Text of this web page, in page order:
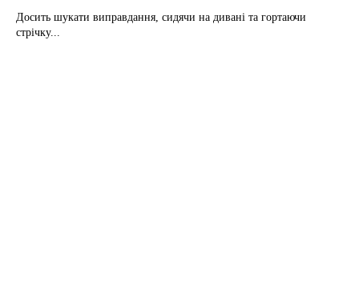
Досить шукати виправдання, сидячи на дивані та гортаючи
стрічку...